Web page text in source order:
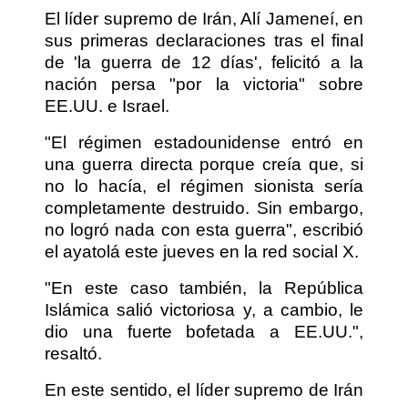
El líder supremo de Irán, Alí Jameneí, en
sus primeras declaraciones tras el final
de 'la guerra de 12 días', felicitó a la
nación persa "por la victoria" sobre
EE.UU. e Israel.
"El régimen estadounidense entró en
una guerra directa porque creía que, si
no lo hacía, el régimen sionista sería
completamente destruido. Sin embargo,
no logró nada con esta guerra", escribió
el ayatolá este jueves en la red social X.
"En este caso también, la República
Islámica salió victoriosa y, a cambio, le
dio una fuerte bofetada a EE.UU.",
resaltó.
En este sentido, el líder supremo de Irán